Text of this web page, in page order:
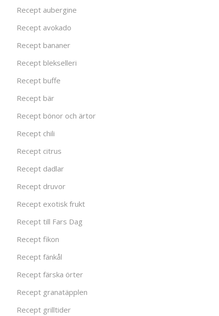
Recept aubergine
Recept avokado
Recept bananer
Recept blekselleri
Recept buffe
Recept bär
Recept bönor och ärtor
Recept chili
Recept citrus
Recept dadlar
Recept druvor
Recept exotisk frukt
Recept till Fars Dag
Recept fikon
Recept fänkål
Recept färska örter
Recept granatäpplen
Recept grilltider